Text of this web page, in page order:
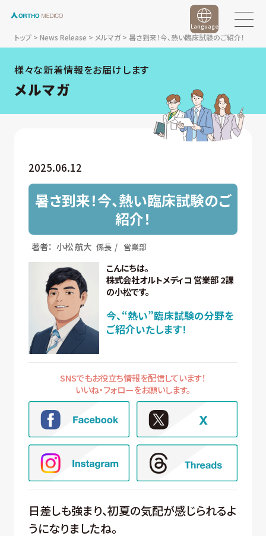
トップ> News Release > メルマガ> 暑さ到来！今、熱い臨床試験のご紹介！
Language
様々な新着情報をお届けします
メルマガ
2025.06.12
暑さ到来！今、熱い臨床試験のご
紹介！
著者： 小松 航大 係長 営業部
こんにちは。
株式会社オルトメディコ 営業部 2課
の小松です。
今、“熱い”臨床試験の分野を
ご紹介いたします！
SNSでもお役立ち情報を配信しています！
いいね・フォローをお願いします。
日差しも強まり、初夏の気配が感じられるよ
うになりましたね。